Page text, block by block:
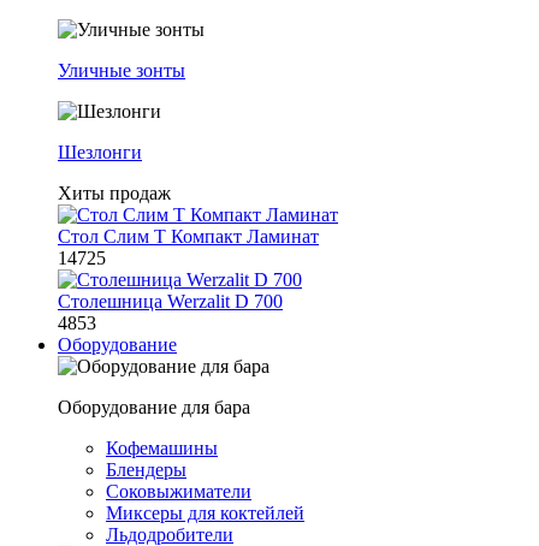
Уличные зонты
Шезлонги
Хиты продаж
Стол Слим Т Компакт Ламинат
14725
Столешница Werzalit D 700
4853
Оборудование
Оборудование для бара
Кофемашины
Блендеры
Соковыжиматели
Миксеры для коктейлей
Льдодробители